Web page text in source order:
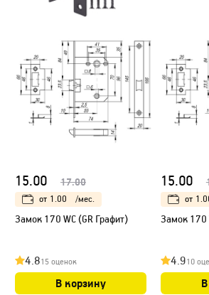
15.00 17.00
от 1.00 /мес.
Замок 170 WC (GR Графит)
4.815 оценок
В корзину
15.00
от
Замок 170
4.910